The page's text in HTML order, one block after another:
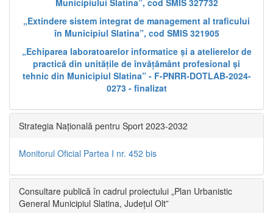
Municipiului Slatina”, cod SMIS 327732
„Extindere sistem integrat de management al traficului
în Municipiul Slatina”, cod SMIS 321905
„Echiparea laboratoarelor informatice și a atelierelor de
practică din unitățile de învățământ profesional și
tehnic din Municipiul Slatina” - F-PNRR-DOTLAB-2024-
0273 - finalizat
Strategia Națională pentru Sport 2023-2032
Monitorul Oficial Partea I nr. 452 bis
Consultare publică în cadrul proiectului „Plan Urbanistic
General Municipiul Slatina, Județul Olt”